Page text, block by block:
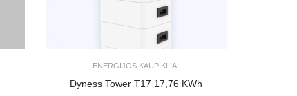
ENERGIJOS KAUPIKLIAI
Dyness Tower T17 17,76 KWh